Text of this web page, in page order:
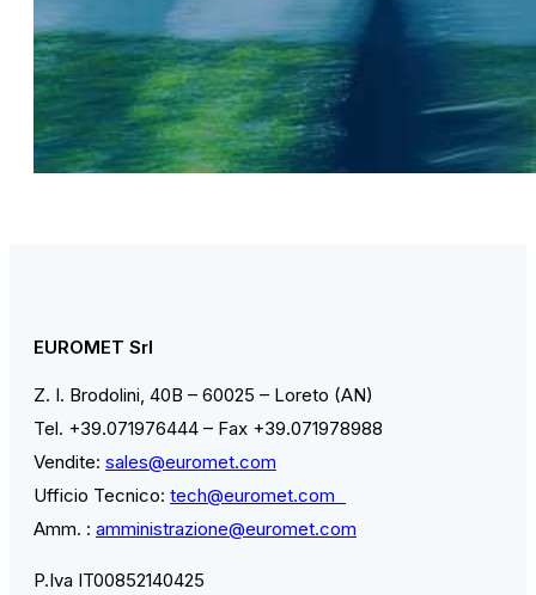
EUROMET Srl
Z. I. Brodolini, 40B – 60025 – Loreto (AN)
Tel. +39.071976444 – Fax +39.071978988
Vendite: sales@euromet.com
Ufficio Tecnico: tech@euromet.com
Amm. : amministrazione@euromet.com
P.Iva IT00852140425